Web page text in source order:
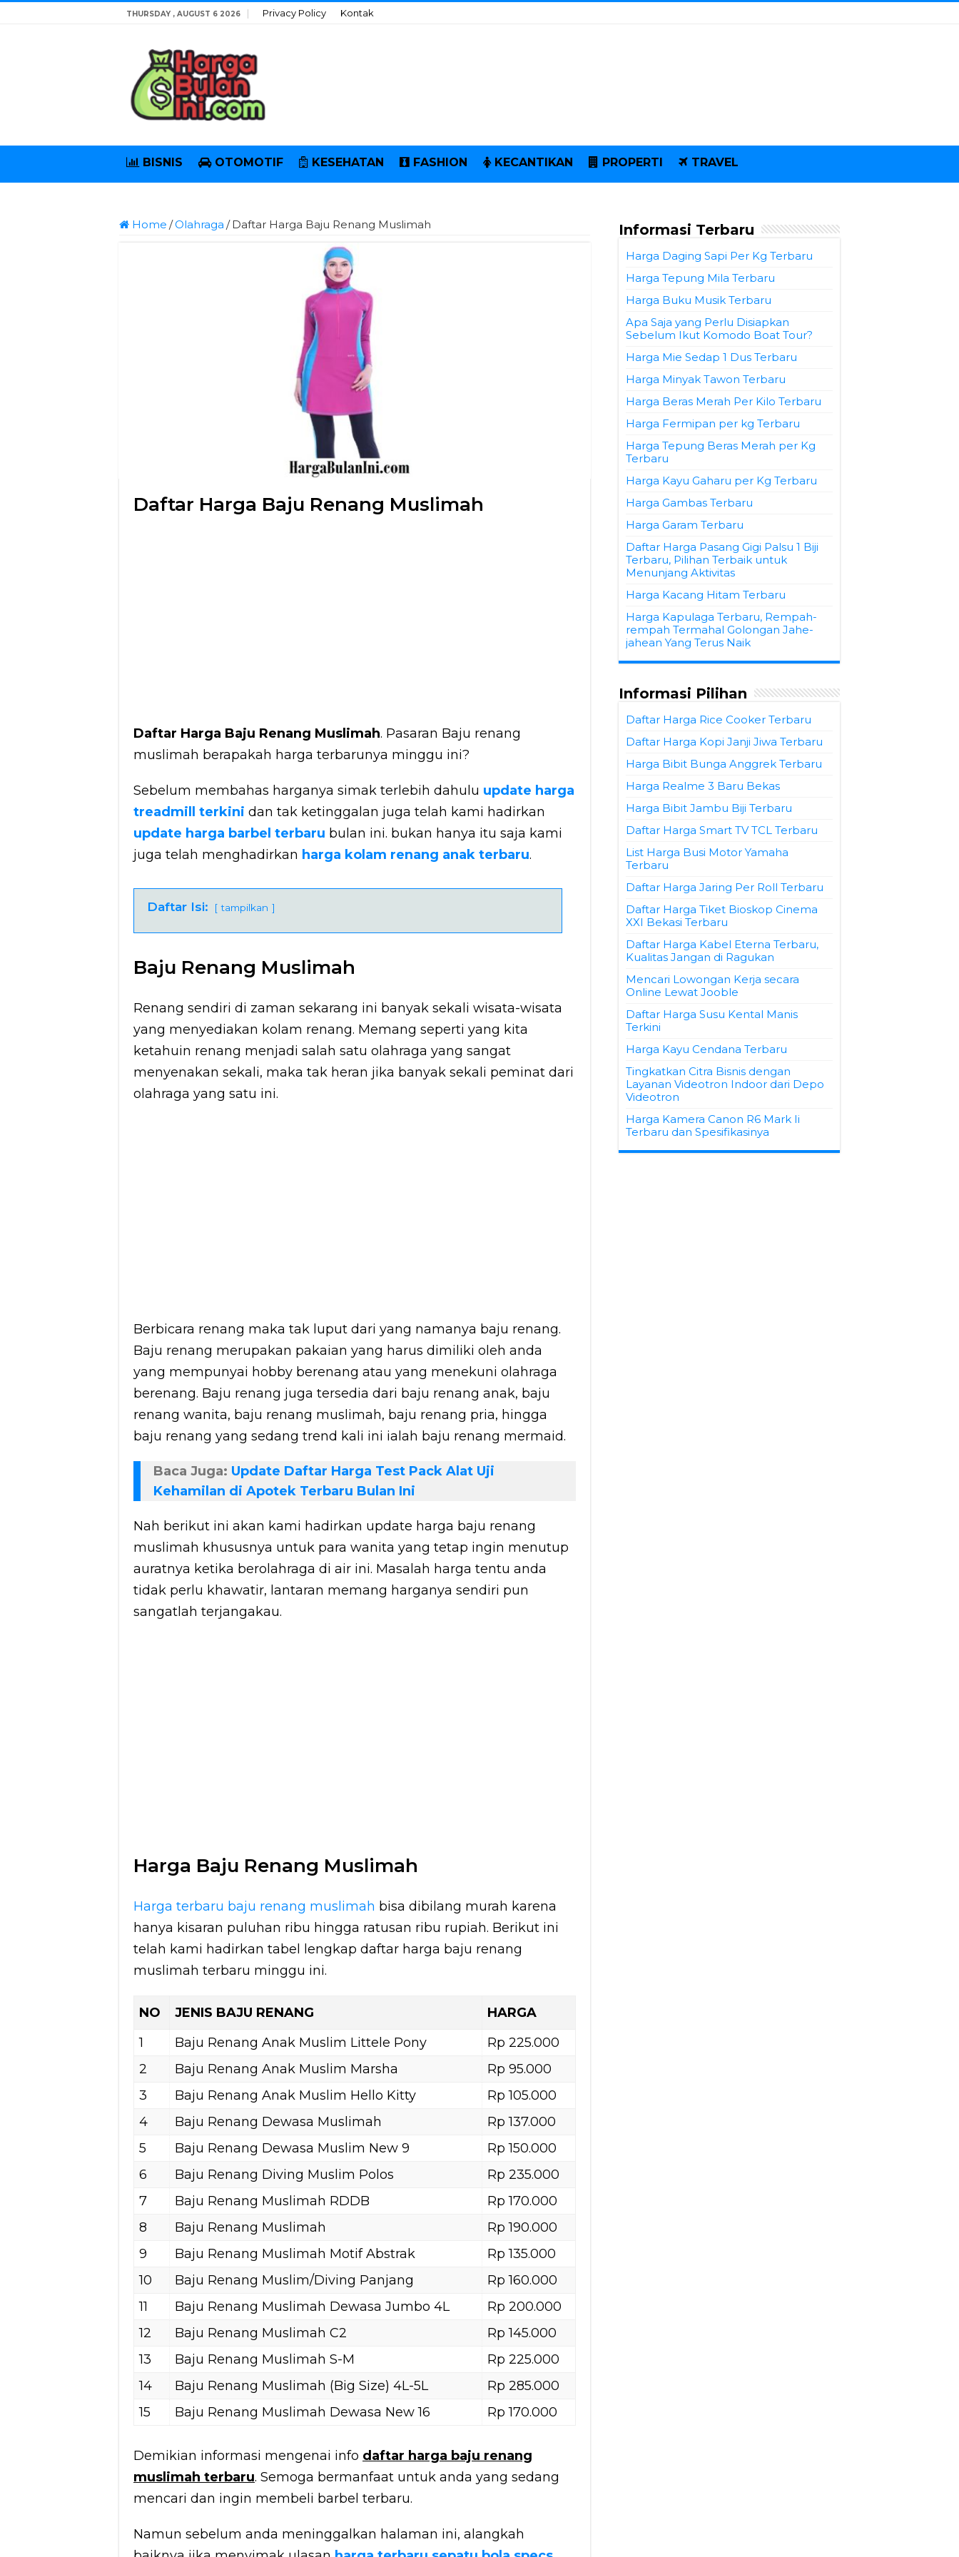
THURSDAY , AUGUST 6 2026 Privacy Policy Kontak
BISNIS OTOMOTIF KESEHATAN FASHION KECANTIKAN PROPERTI TRAVEL
Home /Olahraga / Daftar Harga Baju Renang Muslimah
Daftar Harga Baju Renang Muslimah
Daftar Harga Baju Renang Muslimah. Pasaran Baju renang
muslimah berapakah harga terbarunya minggu ini?
Sebelum membahas harganya simak terlebih dahulu update harga
treadmill terkini dan tak ketinggalan juga telah kami hadirkan
update harga barbel terbaru bulan ini. bukan hanya itu saja kami
juga telah menghadirkan harga kolam renang anak terbaru.
Daftar Isi: tampilkan
Baju Renang Muslimah
Renang sendiri di zaman sekarang ini banyak sekali wisata-wisata
yang menyediakan kolam renang. Memang seperti yang kita
ketahuin renang menjadi salah satu olahraga yang sangat
menyenakan sekali, maka tak heran jika banyak sekali peminat dari
olahraga yang satu ini.
Berbicara renang maka tak luput dari yang namanya baju renang.
Baju renang merupakan pakaian yang harus dimiliki oleh anda
yang mempunyai hobby berenang atau yang menekuni olahraga
berenang. Baju renang juga tersedia dari baju renang anak, baju
renang wanita, baju renang muslimah, baju renang pria, hingga
baju renang yang sedang trend kali ini ialah baju renang mermaid.
Baca Juga: Update Daftar Harga Test Pack Alat Uji
Kehamilan di Apotek Terbaru Bulan Ini
Nah berikut ini akan kami hadirkan update harga baju renang
muslimah khususnya untuk para wanita yang tetap ingin menutup
auratnya ketika berolahraga di air ini. Masalah harga tentu anda
tidak perlu khawatir, lantaran memang harganya sendiri pun
sangatlah terjangakau.
Harga Baju Renang Muslimah
Harga terbaru baju renang muslimah bisa dibilang murah karena
hanya kisaran puluhan ribu hingga ratusan ribu rupiah. Berikut ini
telah kami hadirkan tabel lengkap daftar harga baju renang
muslimah terbaru minggu ini.
NO JENIS BAJU RENANG
HARGA
1
Baju Renang Anak Muslim Littele Pony
Rp 225.000
2
Baju Renang Anak Muslim Marsha
Rp 95.000
3
Baju Renang Anak Muslim Hello Kitty
Rp 105.000
4
Baju Renang Dewasa Muslimah
Rp 137.000
5
Baju Renang Dewasa Muslim New 9
Rp 150.000
6
Baju Renang Diving Muslim Polos
Rp 235.000
7
Baju Renang Muslimah RDDB
Rp 170.000
8
Baju Renang Muslimah
Rp 190.000
9
Baju Renang Muslimah Motif Abstrak
Rp 135.000
10
Baju Renang Muslim/Diving Panjang
Rp 160.000
11
Baju Renang Muslimah Dewasa Jumbo 4L
Rp 200.000
12
Baju Renang Muslimah C2
Rp 145.000
13
Baju Renang Muslimah S-M
Rp 225.000
14
Baju Renang Muslimah (Big Size) 4L-5L
Rp 285.000
15
Baju Renang Muslimah Dewasa New 16 Rp 170.000
Demikian informasi mengenai info daftar harga baju renang
muslimah terbaru. Semoga bermanfaat untuk anda yang sedang
mencari dan ingin membeli barbel terbaru.
Namun sebelum anda meninggalkan halaman ini, alangkah
Informasi Terbaru
Harga Daging Sapi Per Kg Terbaru
Harga Tepung Mila Terbaru
Harga Buku Musik Terbaru
Apa Saja yang Perlu Disiapkan
Sebelum Ikut Komodo Boat Tour?
Harga Mie Sedap 1 Dus Terbaru
Harga Minyak Tawon Terbaru
Harga Beras Merah Per Kilo Terbaru
Harga Fermipan per kg Terbaru
Harga Tepung Beras Merah per Kg
Terbaru
Harga Kayu Gaharu per Kg Terbaru
Harga Gambas Terbaru
Harga Garam Terbaru
Daftar Harga Pasang Gigi Palsu 1 Biji
Terbaru, Pilihan Terbaik untuk
Menunjang Aktivitas
Harga Kacang Hitam Terbaru
Harga Kapulaga Terbaru, Rempah-
rempah Termahal Golongan Jahe-
jahean Yang Terus Naik
Informasi Pilihan
Daftar Harga Rice Cooker Terbaru
Daftar Harga Kopi Janji Jiwa Terbaru
Harga Bibit Bunga Anggrek Terbaru
Harga Realme 3 Baru Bekas
Harga Bibit Jambu Biji Terbaru
Daftar Harga Smart TV TCL Terbaru
List Harga Busi Motor Yamaha
Terbaru
Daftar Harga Jaring Per Roll Terbaru
Daftar Harga Tiket Bioskop Cinema
XXI Bekasi Terbaru
Daftar Harga Kabel Eterna Terbaru,
Kualitas Jangan di Ragukan
Mencari Lowongan Kerja secara
Online Lewat Jooble
Daftar Harga Susu Kental Manis
Terkini
Harga Kayu Cendana Terbaru
Tingkatkan Citra Bisnis dengan
Layanan Videotron Indoor dari Depo
Videotron
Harga Kamera Canon R6 Mark Ii
Terbaru dan Spesifikasinya